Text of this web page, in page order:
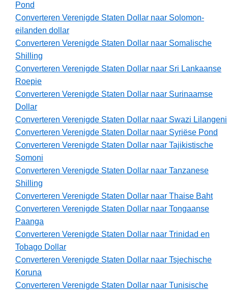
Pond
Converteren Verenigde Staten Dollar naar Solomon-
eilanden dollar
Converteren Verenigde Staten Dollar naar Somalische
Shilling
Converteren Verenigde Staten Dollar naar Sri Lankaanse
Roepie
Converteren Verenigde Staten Dollar naar Surinaamse
Dollar
Converteren Verenigde Staten Dollar naar Swazi Lilangeni
Converteren Verenigde Staten Dollar naar Syriëse Pond
Converteren Verenigde Staten Dollar naar Tajikistische
Somoni
Converteren Verenigde Staten Dollar naar Tanzanese
Shilling
Converteren Verenigde Staten Dollar naar Thaise Baht
Converteren Verenigde Staten Dollar naar Tongaanse
Paanga
Converteren Verenigde Staten Dollar naar Trinidad en
Tobago Dollar
Converteren Verenigde Staten Dollar naar Tsjechische
Koruna
Converteren Verenigde Staten Dollar naar Tunisische